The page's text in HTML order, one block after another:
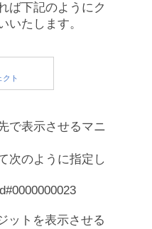
ば下記のようにク
いたします。
で表示させるマニ
次のように指定し
ットを表示させる